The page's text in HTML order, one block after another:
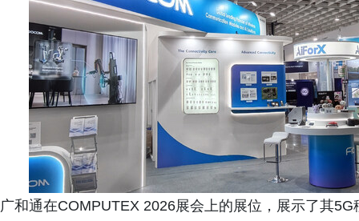
广和通在COMPUTEX 2026展会上的展位，展示了其